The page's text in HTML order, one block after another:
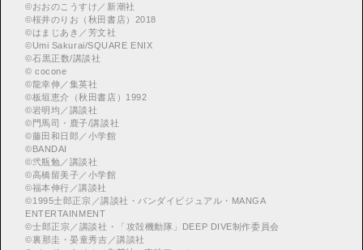
©おおのこうすけ／新潮社
©桜井のりお（秋田書店）2018
©はまじあき／芳文社
©Umi Sakurai/SQUARE ENIX
©︎石黒正数/講談社
© cocone
©龍幸伸／集英社
©板垣恵介（秋田書店）1992
©岩明均／講談社
©門馬司・鹿子/講談社
©藤田和日郎／小学館
©BANDAI
©弐瓶勉／講談社
©高橋留美子／小学館
©福本伸行／講談社
©︎1995士郎正宗／講談社・バンダイビジュアル・MANGA
ENTERTAINMENT
©︎士郎正宗／講談社・「攻殻機動隊」DEEP DIVE制作委員会
©︎裏那圭・晏童秀吉／講談社